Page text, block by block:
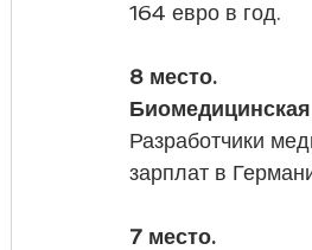
164 евро в год.
8 место.
Разработчики
зарплат в
7 место.